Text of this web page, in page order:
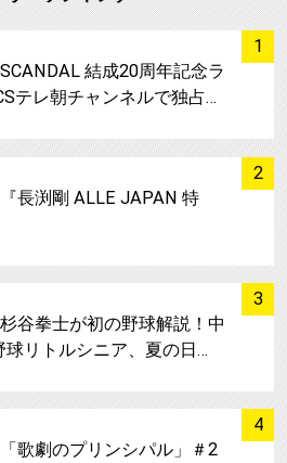
1
SCANDAL 結成20周年記念ラ
テレ朝チャンネルで独占…
2
『長渕剛 ALLE JAPAN 特
3
杉谷拳士が初の野球解説！中
球リトルシニア、夏の日…
4
「歌劇のプリンシパル」＃2